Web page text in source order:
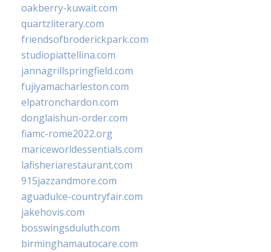
oakberry-kuwait.com
quartzliterary.com
friendsofbroderickpark.com
studiopiattellina.com
jannagrillspringfield.com
fujiyamacharleston.com
elpatronchardon.com
donglaishun-order.com
fiamc-rome2022.org
mariceworldessentials.com
lafisheriarestaurant.com
915jazzandmore.com
aguadulce-countryfair.com
jakehovis.com
bosswingsduluth.com
birminghamautocare.com